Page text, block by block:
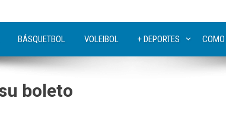
BÁSQUETBOL VOLEIBOL + DEPORTES
boleto